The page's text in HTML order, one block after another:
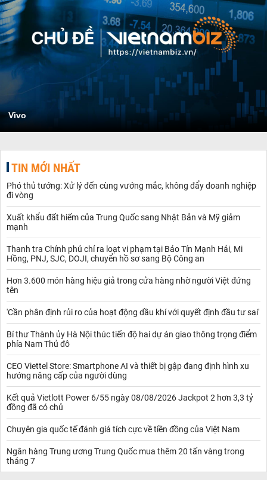
Vivo
TIN MỚI NHẤT
Phó thủ tướng: Xử lý đến cùng vướng mắc, không đẩy doanh nghiệp
đi vòng
Xuất khẩu đất hiếm của Trung Quốc sang Nhật Bản và Mỹ giảm
mạnh
Thanh tra Chính phủ chỉ ra loạt vi phạm tại Bảo Tín Mạnh Hải, Mi
Hồng, PNJ, SJC, DOJI, chuyển hồ sơ sang Bộ Công an
Hơn 3.600 món hàng hiệu giả trong cửa hàng nhờ người Việt đứng
tên
'Cần phân định rủi ro của hoạt động dầu khí với quyết định đầu tư sai'
Bí thư Thành ủy Hà Nội thúc tiến độ hai dự án giao thông trọng điểm
phía Nam Thủ đô
CEO Viettel Store: Smartphone AI và thiết bị gập đang định hình xu
hướng nâng cấp của người dùng
Kết quả Vietlott Power 6/55 ngày 08/08/2026 Jackpot 2 hơn 3,3 tỷ
đồng đã có chủ
Chuyên gia quốc tế đánh giá tích cực về tiền đồng của Việt Nam
Ngân hàng Trung ương Trung Quốc mua thêm 20 tấn vàng trong
tháng 7